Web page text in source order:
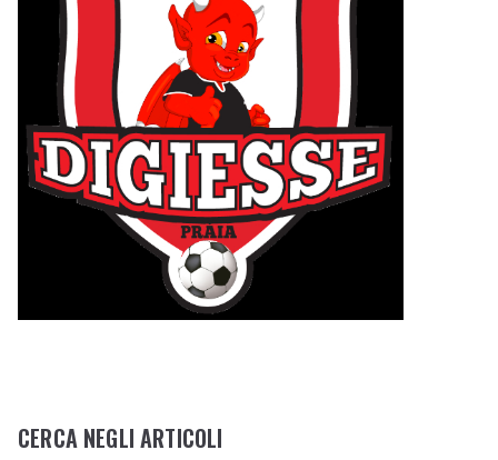
CERCA NEGLI ARTICOLI